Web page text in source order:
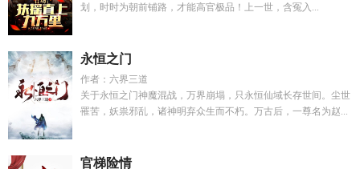
划，时时为朝前铺路，才能高官极品！上一世，含冤入...
永恒之门
作者：六界三道
关于永恒之门神魔混战，万界崩塌，只永恒仙域长存世间。尘世
罹苦，妖祟邪乱，诸神明弃众生而不朽。万古后，一尊名为赵...
官梯险情